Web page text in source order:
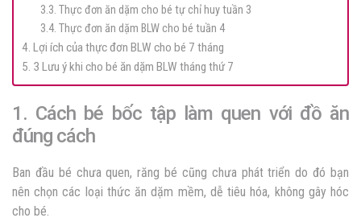
3.3. Thực đơn ăn dặm cho bé tự chỉ huy tuần 3
3.4. Thực đơn ăn dặm BLW cho bé tuần 4
4. Lợi ích của thực đơn BLW cho bé 7 tháng
5. 3 Lưu ý khi cho bé ăn dặm BLW tháng thứ 7
1. Cách bé bốc tập làm quen với đồ ăn
đúng cách
Ban đầu bé chưa quen, răng bé cũng chưa phát triển do đó bạn
nên chọn các loại thức ăn dặm mềm, dễ tiêu hóa, không gây hóc
cho bé.